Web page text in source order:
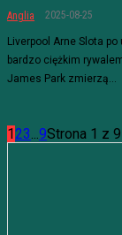
Anglia 2025-08-25
Liverpool Arne Slota
bardzo ciężkim
James Park zmierzą...
123...9Strona 1 z 9